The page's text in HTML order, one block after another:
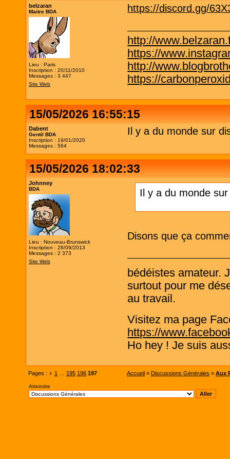
belzaran
Maitre BDA
Lieu : Paris
Inscription : 20/11/2010
Messages : 3 447
Site Web
https://discord.gg/
http://
https://
http://
https://
15/05/2026 16:55:15
Dabent
Gentil BDA
Inscription : 19/01/2020
Messages : 564
Il y a du monde sur
15/05/2026 18:02:33
Johnney
BDA
Lieu : Nouveau-Brunswick
Inscription : 28/09/2013
Messages : 2 373
Site Web
Il y a du monde
Disons que ça
bédéistes amateur.
surtout pour me
au travail.
Visitez ma page
https://
Ho hey ! Je suis
Pages : ‹ 1 … 195 196 197 Accueil » Discussions Générales » Aux
Atteindre